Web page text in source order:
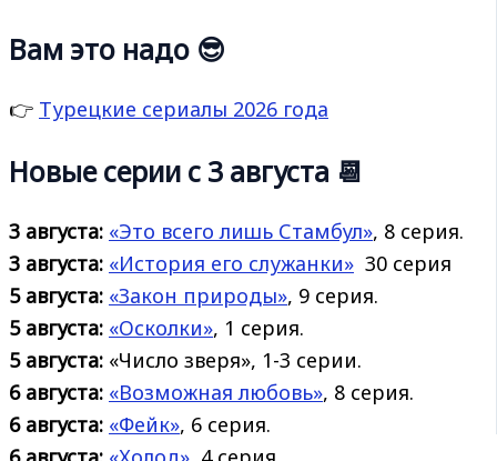
Вам это надо 😎
👉 Турецкие сериалы 2026 года
Новые серии с 3 августа 📆
3 августа: «Это всего лишь Стамбул», 8 серия.
3 августа: «История его служанки» 30 серия
5 августа: «Закон природы», 9 серия.
5 августа: «Осколки», 1 серия.
5 августа: «Число зверя», 1-3 серии.
6 августа: «Возможная любовь», 8 серия.
6 августа: «Фейк», 6 серия.